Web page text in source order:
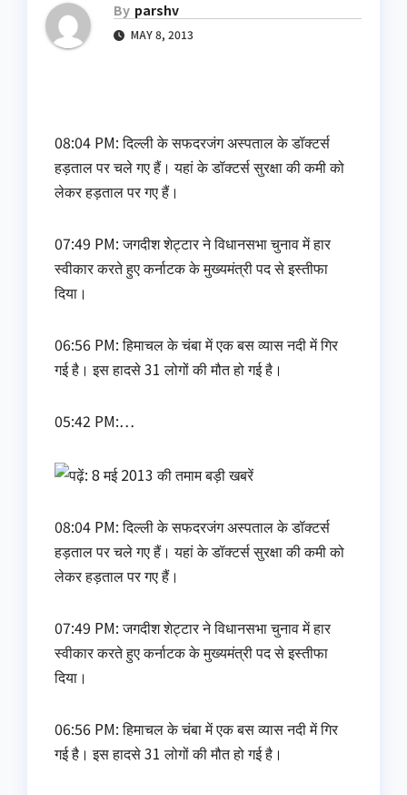
By parshv
MAY 8, 2013
08:04 PM: दिल्‍ली के सफदरजंग अस्‍पताल के डॉक्‍टर्स
हड़ताल पर चले गए हैं। यहां के डॉक्‍टर्स सुरक्षा की कमी को
लेकर हड़ताल पर गए हैं।
07:49 PM: जगदीश शेट्टार ने विधानसभा चुनाव में हार
स्वीकार करते हुए कर्नाटक के मुख्यमंत्री पद से इस्तीफा
दिया।
06:56 PM: हिमाचल के चंबा में एक बस व्‍यास नदी में गिर
गई है। इस हादसे 31 लोगों की मौत हो गई है।
05:42 PM:…
08:04 PM: दिल्‍ली के सफदरजंग अस्‍पताल के डॉक्‍टर्स
हड़ताल पर चले गए हैं। यहां के डॉक्‍टर्स सुरक्षा की कमी को
लेकर हड़ताल पर गए हैं।
07:49 PM: जगदीश शेट्टार ने विधानसभा चुनाव में हार
स्वीकार करते हुए कर्नाटक के मुख्यमंत्री पद से इस्तीफा
दिया।
06:56 PM: हिमाचल के चंबा में एक बस व्‍यास नदी में गिर
गई है। इस हादसे 31 लोगों की मौत हो गई है।